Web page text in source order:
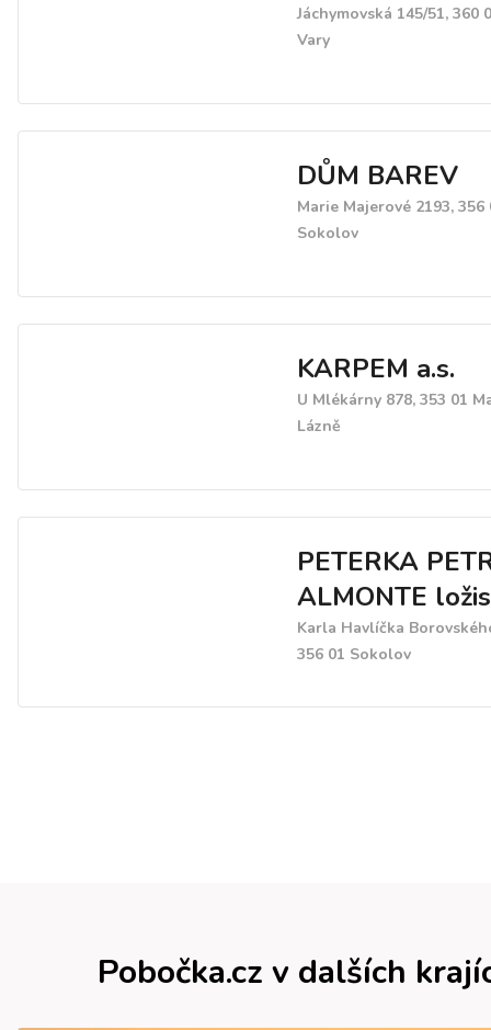
Jáchymovská 145/51, 360
Vary
DŮM BAREV
Marie Majerové 2193, 356
Sokolov
KARPEM a.s.
U Mlékárny 878, 353 01
Lázně
PETERKA
ALMONTE
Karla Havlíčka
356 01 Sokolov
Pobočka.cz v dalších